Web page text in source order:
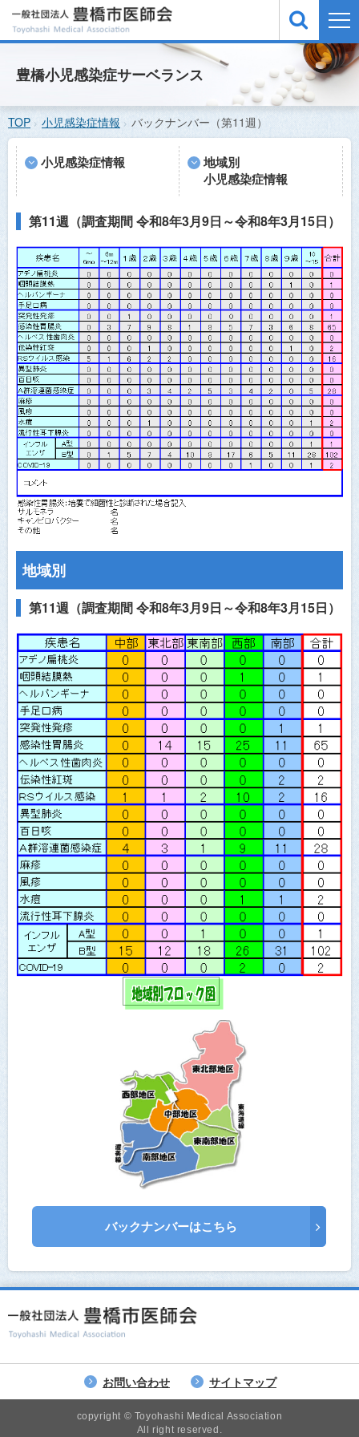
緊急医案内
休日夜間急病診療所
小児感染症情報
予防接種
医師会概要
お問い合わせ
サイトマップ
医師会員ログイン
豊橋小児感染症サーベランス
TOP 小児感染症情報 バックナンバー（第11週）
小児感染症情報
地域別
小児感染症情報
第11週（調査期間 令和8年3月9日～令和8年3月15日）
地域別
第11週（調査期間 令和8年3月9日～令和8年3月15日）
バックナンバーはこちら
お問い合わせ サイトマップ
copyright © Toyohashi Medical Association
All right reserved.